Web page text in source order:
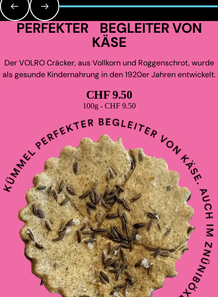
PERFEKTER BEGLEITER VON
KÄSE
Der VOLRO Cräcker, aus Vollkorn und Roggenschrot, wurde
als gesunde Kindernahrung in den 1920er Jahren entwickelt.
CHF 9.50
Grundpreis
100g - CHF 9.50